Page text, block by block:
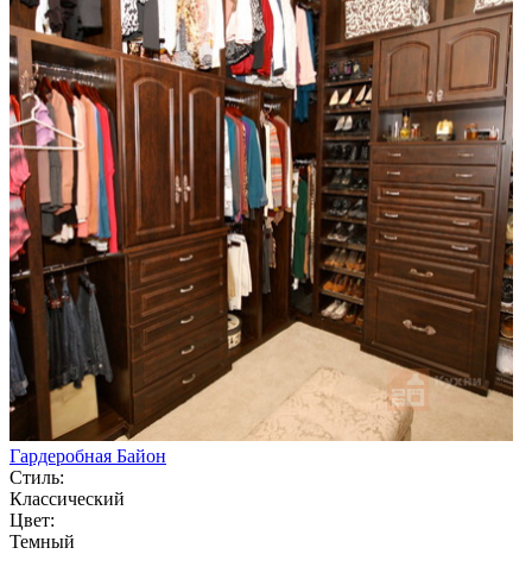
Гардеробная Байон
Стиль:
Классический
Цвет:
Темный